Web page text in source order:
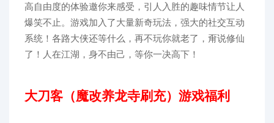
高自由度的体验邀你来感受，引人入胜的趣味情节让人
爆笑不止。游戏加入了大量新奇玩法，强大的社交互动
系统！各路大侠还等什么，再不玩你就老了，甭说修仙
了！人在江湖，身不由己，等你一决高下！
大刀客（魔改养龙寺刷充）游戏福利